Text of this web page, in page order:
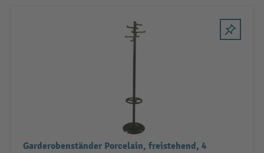
Garderobenständer Porcelain, freistehend, 4